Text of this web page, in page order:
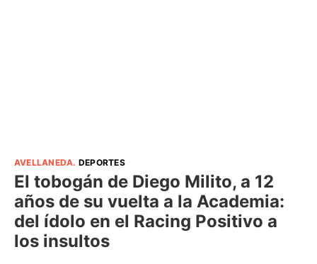
AVELLANEDA. DEPORTES
El tobogán de Diego Milito, a 12
años de su vuelta a la Academia:
del ídolo en el Racing Positivo a
los insultos